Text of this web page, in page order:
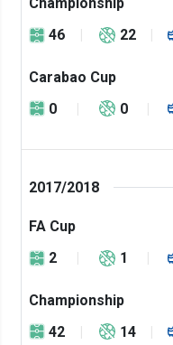
46
22
Carabao Cup
0
0
2017/2018
FA Cup
2
1
Championship
42
14